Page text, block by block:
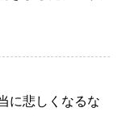
に悲しくなるな